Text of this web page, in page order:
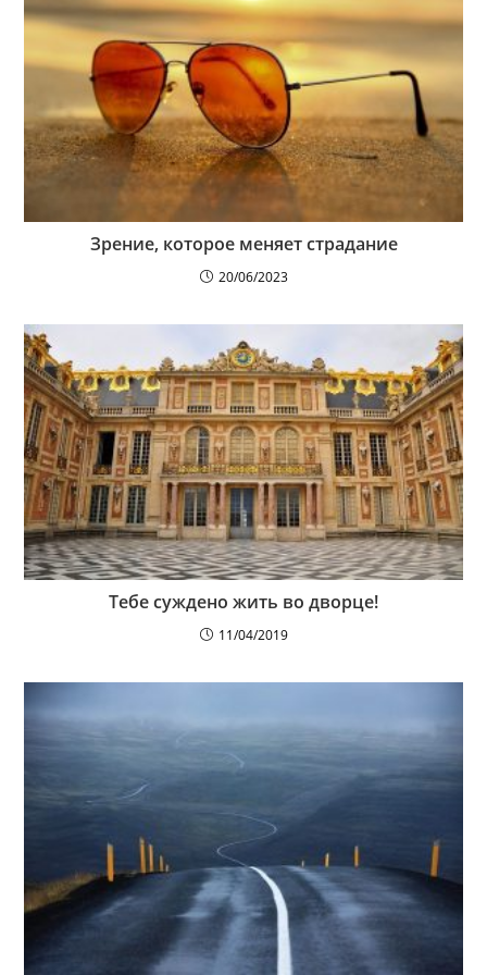
Зрение, которое меняет страдание
20/06/2023
Тебе суждено жить во дворце!
11/04/2019